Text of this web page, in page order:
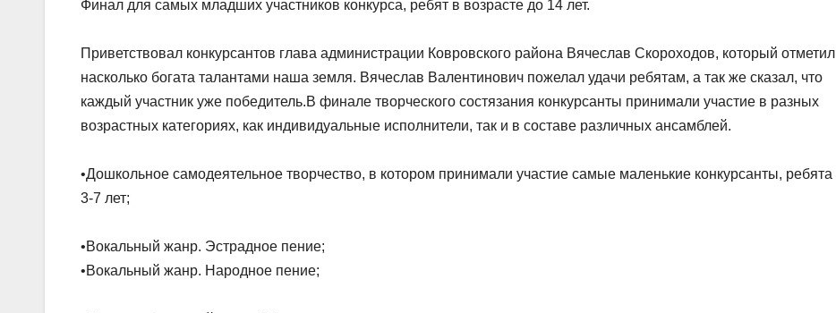
Финал для самых младших участников конкурса, ребят в возрасте до 14 лет.
Приветствовал конкурсантов глава администрации Ковровского района Вячеслав Скороходов, который отметил
насколько богата талантами наша земля. Вячеслав Валентинович пожелал удачи ребятам, а так же сказал, что
каждый участник уже победитель.В финале творческого состязания конкурсанты принимали участие в разных
возрастных категориях, как индивидуальные исполнители, так и в составе различных ансамблей.
•Дошкольное самодеятельное творчество, в котором принимали участие самые маленькие конкурсанты, ребята
3-7 лет;
•Вокальный жанр. Эстрадное пение;
•Вокальный жанр. Народное пение;